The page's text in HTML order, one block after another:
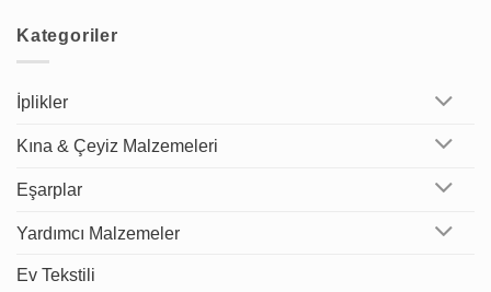
Kategoriler
İplikler
Kına & Çeyiz Malzemeleri
Eşarplar
Yardımcı Malzemeler
Ev Tekstili